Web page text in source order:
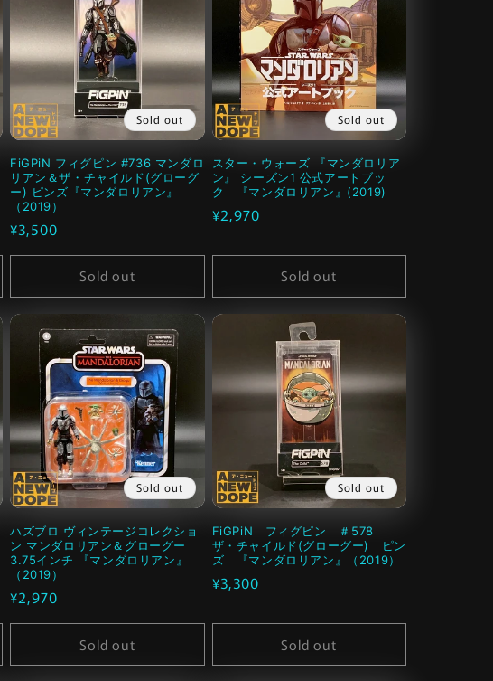
Sold out
FiGPiN フィグピン #736 マンダロ
リアン＆ザ・チャイルド(グローグ
ー) ピンズ『マンダロリアン』
（2019）
通
常
格
¥3,500
Sold out
Sold out
スター・ウォーズ 『マンダロリア
ン』 シーズン1 公式アートブッ
ク 『マンダロリアン』(2019)
通
価
¥2,970
Sold out
Sold out
ハズブロ ヴィンテージコレクショ
ン マンダロリアン＆グローグー
3.75インチ 『マンダロリアン』
（2019）
通
常
格
¥2,970
Sold out
Sold out
FiGPiN フィグピン ＃578
ザ・チャイルド(グローグー) ピン
ズ 『マンダロリアン』（2019）
通
価
¥3,300
Sold out